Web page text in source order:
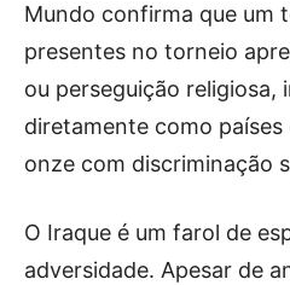
Mundo confirma que um
presentes no torneio
ou perseguição religiosa,
diretamente como países
onze com discriminação
O Iraque é um farol de
adversidade. Apesar de